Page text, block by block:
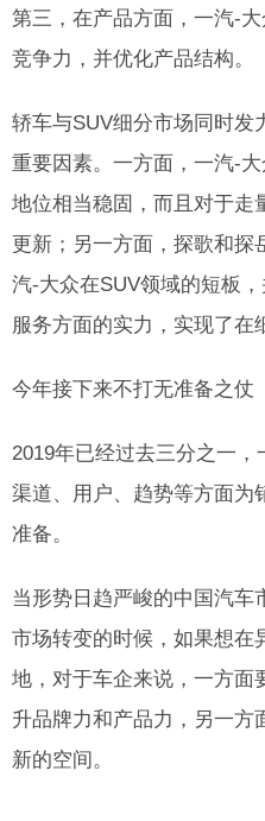
第三，在产品方面，一汽-
竞争力，并优化产品结构。
轿车与SUV细分市场同时发
重要因素。一方面，一汽-
地位相当稳固，而且对于走
更新；另一方面，探歌和探
汽-大众在SUV领域的短板
服务方面的实力，实现了在
今年接下来不打无准备之仗
2019年已经过去三分之一，
渠道、用户、趋势等方面为
准备。
当形势日趋严峻的中国汽车
市场转变的时候，如果想在
地，对于车企来说，一方面
升品牌力和产品力，另一方
新的空间。